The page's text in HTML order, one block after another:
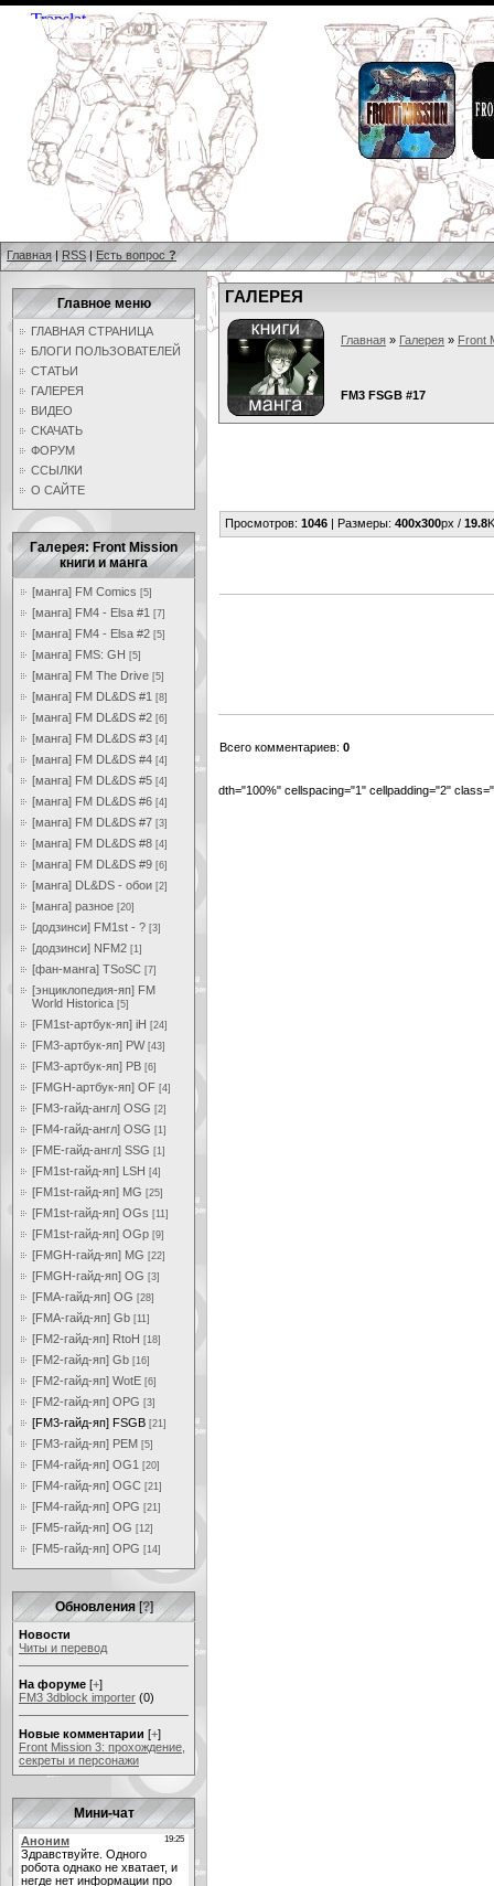
Главная | RSS | Есть вопрос ?
Главное меню
ГЛАВНАЯ СТРАНИЦА
БЛОГИ ПОЛЬЗОВАТЕЛЕЙ
СТАТЬИ
ГАЛЕРЕЯ
ВИДЕО
СКАЧАТЬ
ФОРУМ
ССЫЛКИ
О САЙТЕ
Галерея: Front Mission
книги и манга
[манга] FM Comics [5]
[манга] FM4 - Elsa #1 [7]
[манга] FM4 - Elsa #2 [5]
[манга] FMS: GH [5]
[манга] FM The Drive [5]
[манга] FM DL&DS #1 [8]
[манга] FM DL&DS #2 [6]
[манга] FM DL&DS #3 [4]
[манга] FM DL&DS #4 [4]
[манга] FM DL&DS #5 [4]
[манга] FM DL&DS #6 [4]
[манга] FM DL&DS #7 [3]
[манга] FM DL&DS #8 [4]
[манга] FM DL&DS #9 [6]
[манга] DL&DS - обои [2]
[манга] разное [20]
[додзинси] FM1st - ? [3]
[додзинси] NFM2 [1]
[фан-манга] TSoSC [7]
[энциклопедия-яп] FM
World Historica [5]
[FM1st-артбук-яп] iH [24]
[FM3-артбук-яп] PW [43]
[FM3-артбук-яп] PB [6]
[FMGH-артбук-яп] OF [4]
[FM3-гайд-англ] OSG [2]
[FM4-гайд-англ] OSG [1]
[FME-гайд-англ] SSG [1]
[FM1st-гайд-яп] LSH [4]
[FM1st-гайд-яп] MG [25]
[FM1st-гайд-яп] OGs [11]
[FM1st-гайд-яп] OGp [9]
[FMGH-гайд-яп] MG [22]
[FMGH-гайд-яп] OG [3]
[FMA-гайд-яп] OG [28]
[FMA-гайд-яп] Gb [11]
[FM2-гайд-яп] RtoH [18]
[FM2-гайд-яп] Gb [16]
[FM2-гайд-яп] WotE [6]
[FM2-гайд-яп] OPG [3]
[FM3-гайд-яп] FSGB [21]
[FM3-гайд-яп] PEM [5]
[FM4-гайд-яп] OG1 [20]
[FM4-гайд-яп] OGC [21]
[FM4-гайд-яп] OPG [21]
[FM5-гайд-яп] OG [12]
[FM5-гайд-яп] OPG [14]
Обновления [?]
Новости
Читы и перевод
На форуме [+]
FM3 3dblock importer (0)
Новые комментарии [+]
Front Mission 3: прохождение,
секреты и персонажи
Мини-чат
ГАЛЕРЕЯ
Главная » Галерея » Front
FM3 FSGB #17
Просмотров: 1046 | Размеры: 400x300px / 19.8
Всего комментариев: 0
dth="100%" cellspacing="1" cellpadding="2"